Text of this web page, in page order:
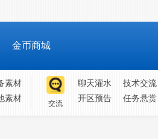
金币商城
素材
素材
交流
聊天灌水 技术交流
开区预告
任务悬赏